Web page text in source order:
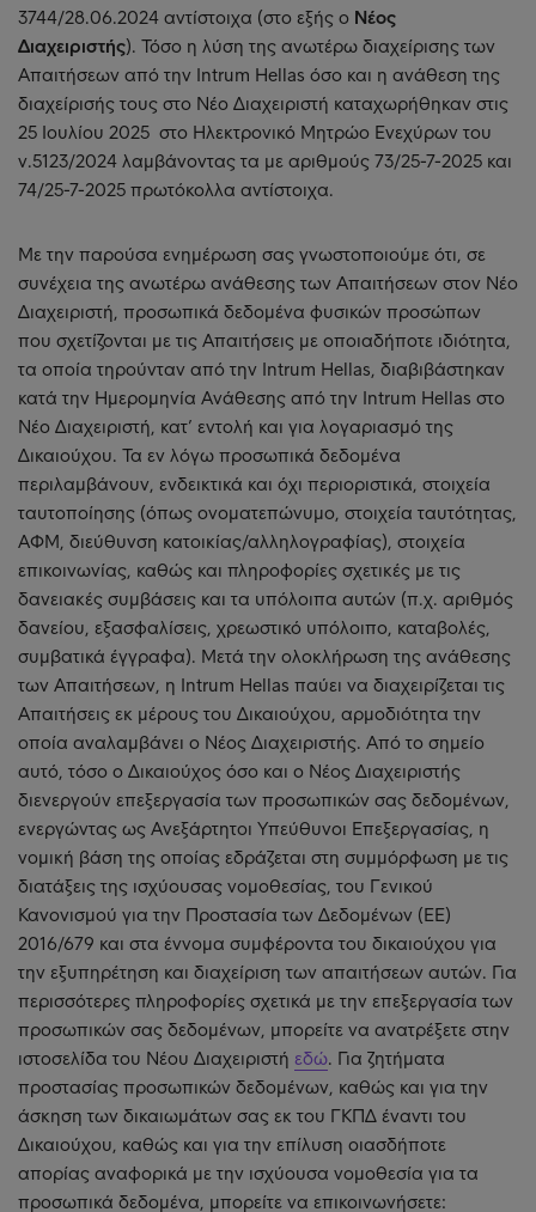
3744/28.06.2024 αντίστοιχα (στο εξής ο Νέος
Διαχειριστής). Τόσο η λύση της ανωτέρω διαχείρισης των
Απαιτήσεων από την Intrum Hellas όσο και η ανάθεση της
διαχείρισής τους στο Νέο Διαχειριστή καταχωρήθηκαν στις
25 Ιουλίου 2025 στο Ηλεκτρονικό Μητρώο Ενεχύρων του
ν.5123/2024 λαμβάνοντας τα με αριθμούς 73/25-7-2025 και
74/25-7-2025 πρωτόκολλα αντίστοιχα.
Με την παρούσα ενημέρωση σας γνωστοποιούμε ότι, σε
συνέχεια της ανωτέρω ανάθεσης των Απαιτήσεων στον Νέο
Διαχειριστή, προσωπικά δεδομένα φυσικών προσώπων
που σχετίζονται με τις Απαιτήσεις με οποιαδήποτε ιδιότητα,
τα οποία τηρούνταν από την Intrum Hellas, διαβιβάστηκαν
κατά την Ημερομηνία Ανάθεσης από την Intrum Hellas στο
Νέο Διαχειριστή, κατ’ εντολή και για λογαριασμό της
Δικαιούχου. Τα εν λόγω προσωπικά δεδομένα
περιλαμβάνουν, ενδεικτικά και όχι περιοριστικά, στοιχεία
ταυτοποίησης (όπως ονοματεπώνυμο, στοιχεία ταυτότητας,
ΑΦΜ, διεύθυνση κατοικίας/αλληλογραφίας), στοιχεία
επικοινωνίας, καθώς και πληροφορίες σχετικές με τις
δανειακές συμβάσεις και τα υπόλοιπα αυτών (π.χ. αριθμός
δανείου, εξασφαλίσεις, χρεωστικό υπόλοιπο, καταβολές,
συμβατικά έγγραφα). Μετά την ολοκλήρωση της ανάθεσης
των Απαιτήσεων, η Intrum Hellas παύει να διαχειρίζεται τις
Απαιτήσεις εκ μέρους του Δικαιούχου, αρμοδιότητα την
οποία αναλαμβάνει ο Νέος Διαχειριστής. Από το σημείο
αυτό, τόσο ο Δικαιούχος όσο και ο Νέος Διαχειριστής
διενεργούν επεξεργασία των προσωπικών σας δεδομένων,
ενεργώντας ως Ανεξάρτητοι Υπεύθυνοι Επεξεργασίας, η
νομική βάση της οποίας εδράζεται στη συμμόρφωση με τις
διατάξεις της ισχύουσας νομοθεσίας, του Γενικού
Κανονισμού για την Προστασία των Δεδομένων (ΕΕ)
2016/679 και στα έννομα συμφέροντα του δικαιούχου για
την εξυπηρέτηση και διαχείριση των απαιτήσεων αυτών. Για
περισσότερες πληροφορίες σχετικά με την επεξεργασία των
προσωπικών σας δεδομένων, μπορείτε να ανατρέξετε στην
ιστοσελίδα του Νέου Διαχειριστή εδώ. Για ζητήματα
προστασίας προσωπικών δεδομένων, καθώς και για την
άσκηση των δικαιωμάτων σας εκ του ΓΚΠΔ έναντι του
Δικαιούχου, καθώς και για την επίλυση οιασδήποτε
απορίας αναφορικά με την ισχύουσα νομοθεσία για τα
προσωπικά δεδομένα, μπορείτε να επικοινωνήσετε: